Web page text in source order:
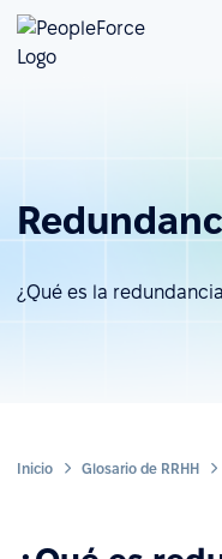
¿Qué es la
Inicio Glosario de RRHH